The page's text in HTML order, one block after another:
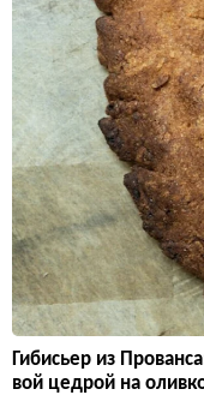
Гибисьер из
вой цедрой на